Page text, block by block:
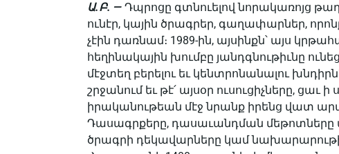
Ա.Բ. — Դպրոցը գտնուելով նորակառոյց
ունէր, կային ծրագրեր, գաղափարներ,
չէին դառնամ։ 1989-ին, այսինքն՝ այս
հեղինակային խումբը յանդգնութիւնը
մէջտեղ բերելու եւ կենտրոնանալու
շրջանում եւ թէ՛ այսօր ուսուցիչները,
իրականութեան մէջ նրանք իրենց վատ
Դասագրքերը, դասաւանդման
ծրագրի դեկավարները կամ